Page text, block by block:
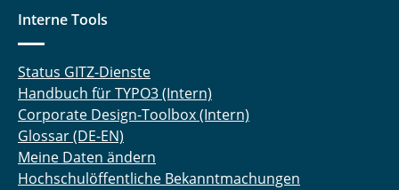
Interne Tools
Status GITZ-Dienste
Handbuch für TYPO3 (Intern)
Corporate Design-Toolbox (Intern)
Glossar (DE-EN)
Meine Daten ändern
Hochschulöffentliche Bekanntmachungen